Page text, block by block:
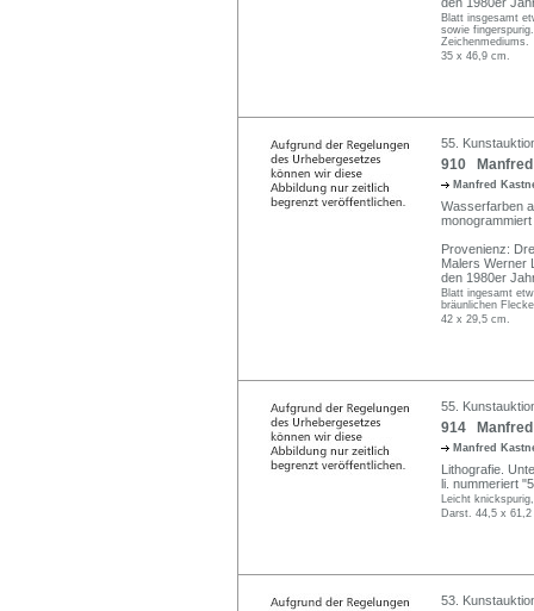
Blatt insgesamt
sowie
Zeichenmediums.
35 x 46,9 cm.
55.
910 Manfred
Manfred
Wasserfarben
Provenienz:
Malers Werner
den 1980er
Blatt ingesamt
bräunlichen
42 x 29,5 cm.
55.
914 Manfred
Manfred
Lithografie.
li. nummeriert
Leicht
Darst. 44,5 x
53.